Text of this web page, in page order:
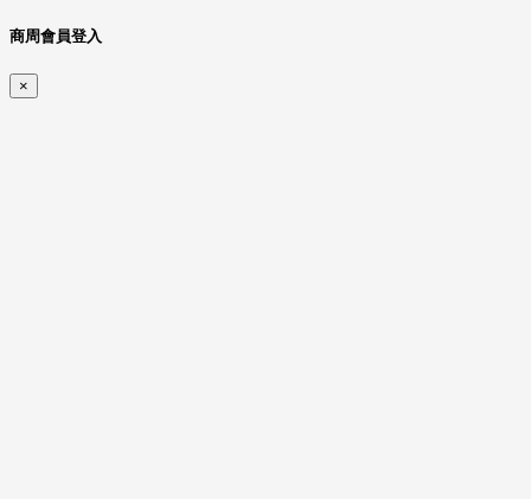
商周會員登入
×